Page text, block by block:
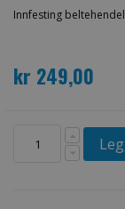
Innfesting
kr 249,00